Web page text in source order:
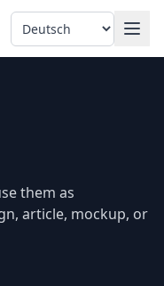
Language
them as
article, mockup, or